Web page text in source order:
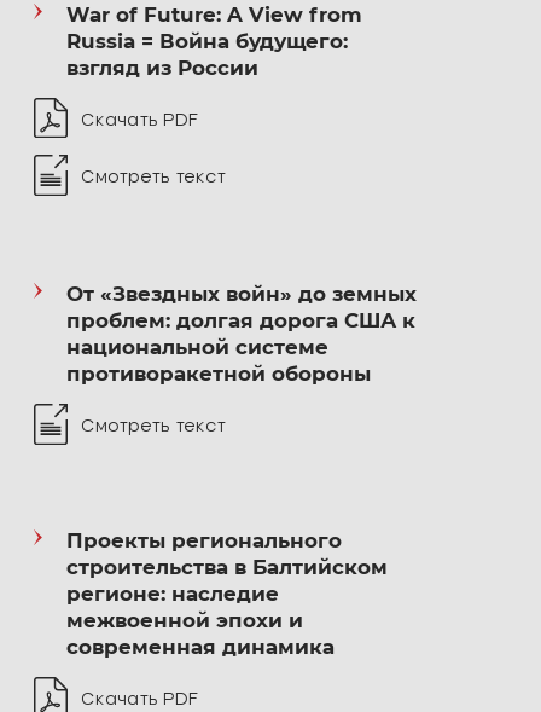
War of Future: A View from
Russia = Война будущего:
взгляд из России
Скачать PDF
Смотреть текст
От «Звездных войн» до земных
проблем: долгая дорога США к
национальной системе
противоракетной обороны
Смотреть текст
Проекты регионального
строительства в Балтийском
регионе: наследие
межвоенной эпохи и
современная динамика
Скачать PDF